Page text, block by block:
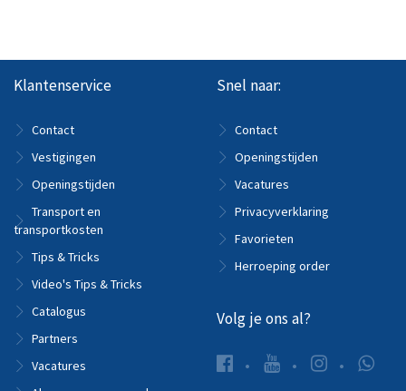
Klantenservice
Contact
Vestigingen
Openingstijden
Transport en
transportkosten
Tips & Tricks
Video's Tips & Tricks
Catalogus
Partners
Vacatures
Snel naar:
Contact
Openingstijden
Vacatures
Privacyverklaring
Favorieten
Herroeping order
Volg je ons al?